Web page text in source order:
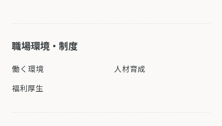
職場環境・制度
働く環境
人材育成
福利厚生